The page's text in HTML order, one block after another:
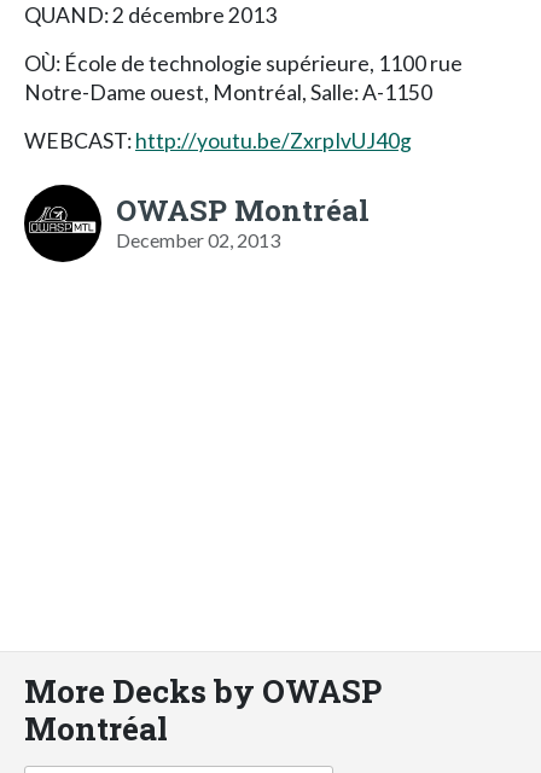
QUAND: 2 décembre 2013
OÙ: École de technologie supérieure, 1100 rue
Notre-Dame ouest, Montréal, Salle: A-1150
WEBCAST:http://youtu.be/ZxrpIvUJ40g
OWASP Montréal
December 02, 2013
More Decks by OWASP
Montréal